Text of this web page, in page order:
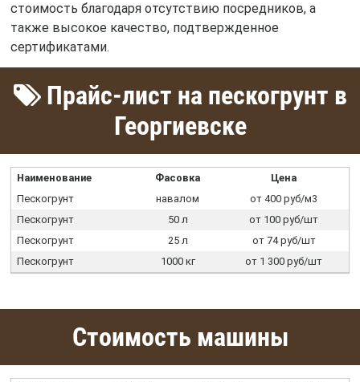
стоимость благодаря отсутствию посредников, а
также высокое качество, подтвержденное
сертификатами.
Прайс-лист на пескогрунт в
Георгиевске
Наименование Фасовка
Цена
Пескогрунт
навалом
от 400 руб/м3
Пескогрунт
50 л
от 100 руб/шт
Пескогрунт
25 л
от 74 руб/шт
Пескогрунт
1000 кг от 1 300 руб/шт
Стоимость машины